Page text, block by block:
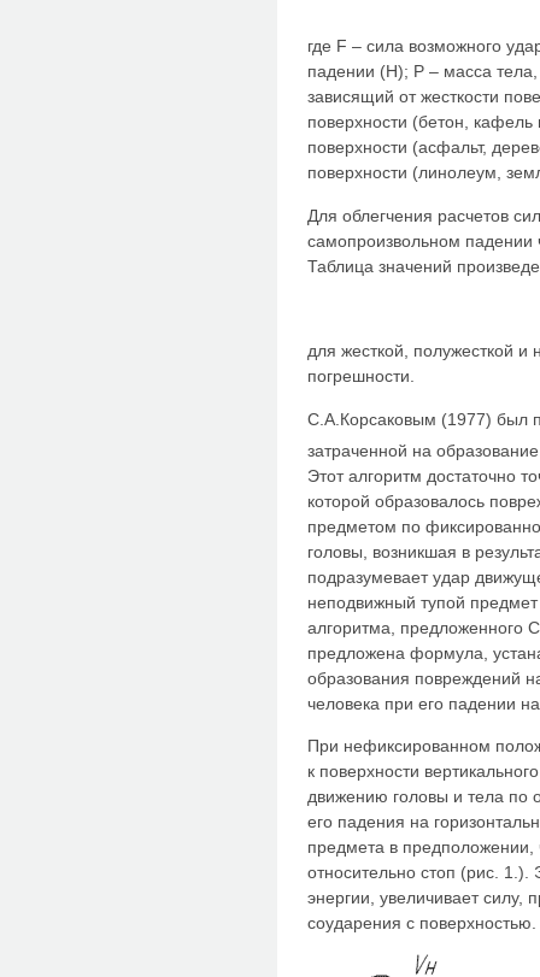
где F – сила возможного
падении (Н); Р – масса
зависящий от жесткости
поверхности (бетон, кафель
поверхности (асфальт,
поверхности (линолеум,
Для облегчения расчетов
самопроизвольном падении
Таблица значений
для жесткой, полужесткой и
погрешности.
С.А.Корсаковым (1977) был
затраченной на
Этот алгоритм достаточно
которой образовалось
предметом по
головы, возникшая в
подразумевает удар
неподвижный тупой
алгоритма, предложенного
предложена формула,
образования повреждений
человека при его падении
При нефиксированном
к поверхности
движению головы и тела по
его падения на
предмета в
относительно стоп (рис. 1.).
энергии, увеличивает силу,
соударения с поверхностью.